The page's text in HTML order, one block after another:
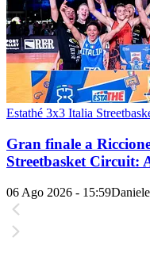
Estathé 3x3 Italia
Gran finale a
Streetbasket Circuit:
06 Ago 2026 - 15:59